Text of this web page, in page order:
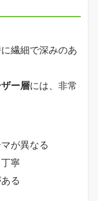
繊細で深みのあ
ー層には、非常
が異なる
寧
る